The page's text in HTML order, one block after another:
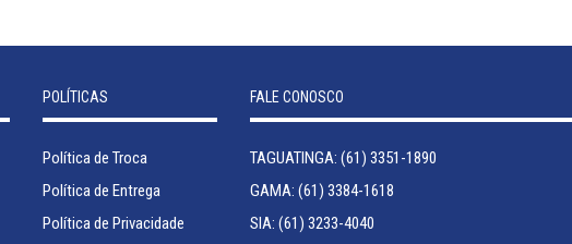
POLÍTICAS
Política de Troca
Política de Entrega
Política de Privacidade
FALE CONOSCO
TAGUATINGA: (61) 3351-1890
GAMA: (61) 3384-1618
SIA: (61) 3233-4040